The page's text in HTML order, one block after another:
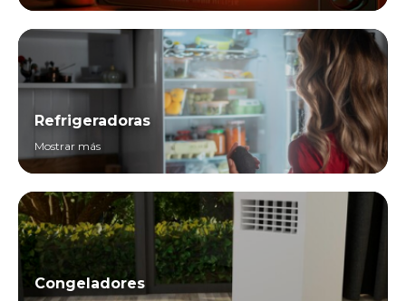
Refrigeradoras
Mostrar más
Congeladores